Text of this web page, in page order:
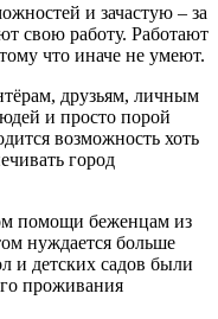
и зачастую – за
свою работу. Работают
что иначе не умеют.
друзьям, личным
и просто порой
возможность хоть
город
помощи беженцам из
нуждается больше
и детских садов были
проживания